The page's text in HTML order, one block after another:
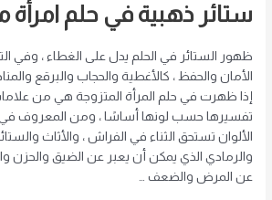
ستائر ذهبية في حلم امرأة
ظهور الستائر في الحلم يدل على الغطاء ، وفي
الأمان والحفظ ، كالأغطية والحجاب والبرقع
إذا ظهرت في حلم المرأة المتزوجة هي من
تفسيرها حسب لونها أساسًا ، ومن المعروف في
الألوان تستحق الثناء في الفراش ، والأثاث
والرمادي الذي يمكن أن يعبر عن الضيق والحزن
عن المرض والضعف …